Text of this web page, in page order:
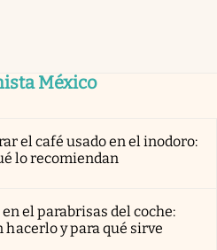
México
el café usado en el inodoro:
lo recomiendan
el parabrisas del coche:
y para qué sirve